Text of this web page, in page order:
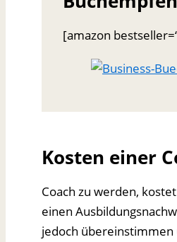
[amazon
Kosten einer
Coach zu werden,
einen
jedoch übereinstimmen